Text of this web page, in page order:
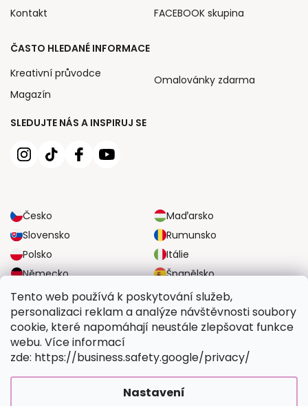
Tento web používá k poskytování služeb,
personalizaci reklam a analýze návštěvnosti soubory
cookie, které napomáhají neustále zlepšovat funkce
webu. Více informací
zde: https://business.safety.google/privacy/
Nastavení
SLEDUJTE NÁS A INSPIRUJ SE
Česko
Maďarsko
Slovensko
Rumunsko
Polsko
Itálie
Německo
Španělsko
Velká Británie
Rakousko
Kontakt
FACEBOOK skupina
ČASTO HLEDANÉ INFORMACE
Kreativní průvodce
Magazín
Omalovánky zdarma
SPOLEHLIVÉ MOŽNOSTI DOPRAVY
BEZPEČNÉ MOŽNOSTI PLATBY